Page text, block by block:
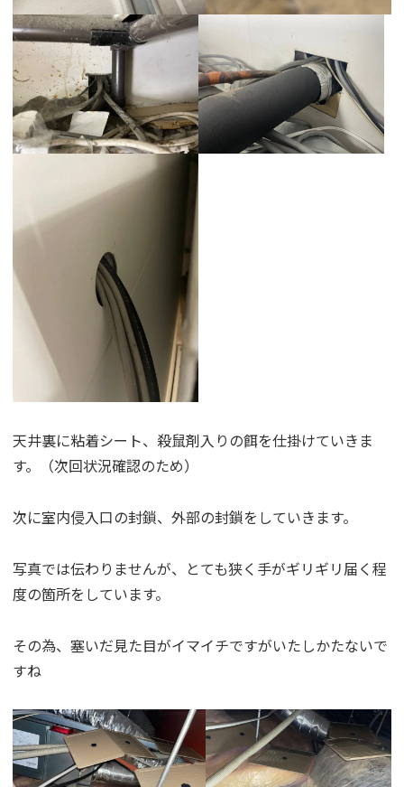
天井裏に粘着シート、殺鼠剤入りの餌を仕掛けていきま
す。（次回状況確認のため）
次に室内侵入口の封鎖、外部の封鎖をしていきます。
写真では伝わりませんが、とても狭く手がギリギリ届く程
度の箇所をしています。
その為、塞いだ見た目がイマイチですがいたしかたないで
すね